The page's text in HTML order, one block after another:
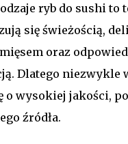
ryb do sushi to
się świeżością,
oraz
Dlatego niezwykle
o wysokiej jakości,
źródła.